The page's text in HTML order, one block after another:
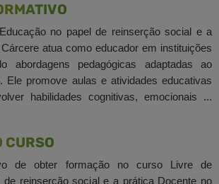
no papel de reinserção social e a
atua como educador em instituições
abordagens pedagógicas adaptadas ao
Ele promove aulas e atividades educativas
habilidades cognitivas, emocionais ...
CURSO
de obter formação no curso Livre de
de reinserção social e a prática Docente no